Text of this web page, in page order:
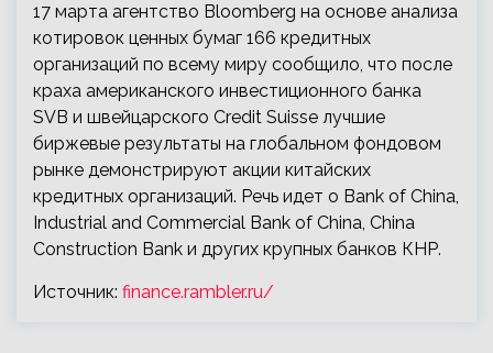
17 марта агентство Bloomberg на основе анализа
котировок ценных бумаг 166 кредитных
организаций по всему миру сообщило, что после
краха американского инвестиционного банка
SVB и швейцарского Credit Suisse лучшие
биржевые результаты на глобальном фондовом
рынке демонстрируют акции китайских
кредитных организаций. Речь идет о Bank of China,
Industrial and Commercial Bank of China, China
Construction Bank и других крупных банков КНР.
Источник: finance.rambler.ru/